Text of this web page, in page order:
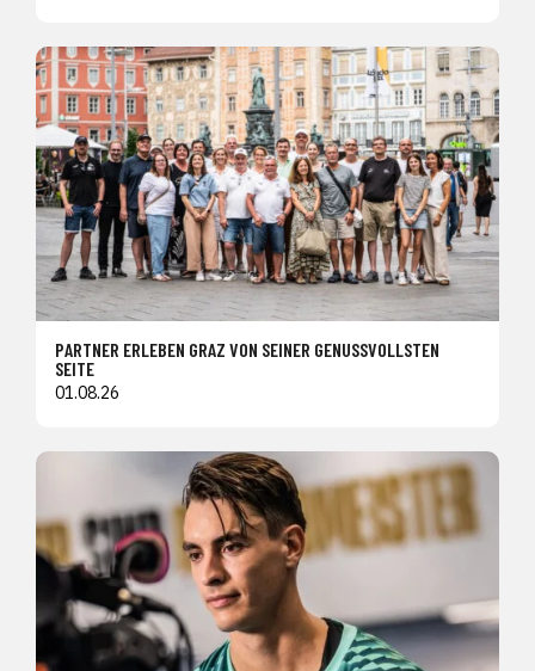
PARTNER ERLEBEN GRAZ VON SEINER GENUSSVOLLSTEN
SEITE
01.08.26